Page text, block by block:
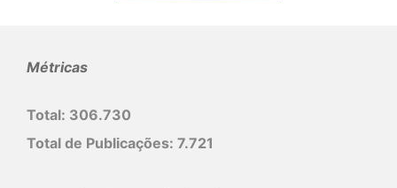
Métricas
Total: 306.730
Total de Publicações: 7.721